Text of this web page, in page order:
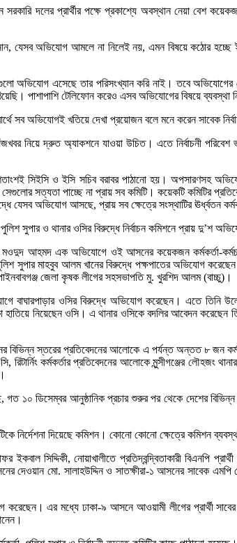
সরকারি দলের প্রার্থীর পক্ষে প্রকাশ্যে অবস্থান নেয়া
যেসব অভিযোগ আমলে না নিলেই নয়, এমন বিষয়ে কঠোর
অভিযোগ এসেছে তার পরিসংখ্যান করি নাই। তবে
পাশাপাশি টেলিফোন করেও এসব অভিযোগের বিষয়ে ব্যবস্থা
সব অভিযোগই খতিয়ে দেখা প্রয়োজন বলে মনে করেন সাবেক
নিয়ে দ্রুত অ্যাকশনে যাওয়া উচিত। এতে নির্বাচনী
সিইসি ও ইসি সচিব বরাবর পাঠানো হয়। অপসারণসহ
সত্যতা পাচ্ছে না প্রায় সব কমিটি। কয়েকটি কমিটির
যেসব অভিযোগ আসছে, প্রায় সব ক্ষেত্রে সংস্থাটির ঊর্ধ্বতন
পুলিশ সুপার ও থানার ওসির বিরুদ্ধে নির্বাচন কমিশনে প্রায়
মওদুদ আহমদ এক অভিযোগে ওই আসনের কয়েকজন কর্মকর্তা-
সুপার মাহবুব আলম খানের বিরুদ্ধে পক্ষপাতের অভিযোগ
জেলা কৃষক লীগের সহসভাপতি মু. খুরশিদ আলম (বাচ্চু)।
ওসির বিরুদ্ধে অভিযোগ করেছেন। এতে তিনি
নিয়েছেন ওসি। এ থানার ওসিকে বদলির আবেদন
বিভিন্ন স্তরের প্রতিবেদনের আলোকে এ পর্যন্ত অন্তত ৮ জন
রিটার্নিং কর্মকর্তার প্রতিবেদনের আলোকে মুন্সীগঞ্জের
১০ ডিসেম্বর আনুষ্ঠানিক প্রচার শুরুর পর থেকে দেশের বিভিন্ন
নির্দেশনা দিয়েছে কমিশন। কোনো কোনো ক্ষেত্রে কমিশন
সিদ্দিকী, নোয়াখালীতে প্রতিদ্বন্দ্বিতাকারী
মো. সালাহউদ্দিন ও সাতক্ষীরা-১ আসনের সাবেক এমপি
করেছেন। এর মধ্যে ঢাকা-৯ আসনে আওয়ামী লীগের প্রার্থী